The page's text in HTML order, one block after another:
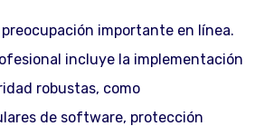
importante en línea.
incluye la implementación
robustas, como
de software, protección